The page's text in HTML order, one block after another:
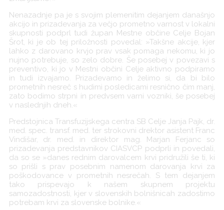
Nenazadnje pa je s svojim plemenitim dejanjem današnjo
akcijo in prizadevanja za večjo prometno varnost v lokalni
skupnosti podprl tudi župan Mestne občine Celje Bojan
Šrot, ki je ob tej priložnosti povedal: »Takšne akcije, kjer
lahko z darovano krvjo prav vsak pomaga nekomu, ki jo
nujno potrebuje, so zelo dobre. Še posebej v povezavi s
preventivo, ki jo v Mestni občini Celje aktivno podpiramo
in tudi izvajamo. Prizadevamo in želimo si, da bi bilo
prometnih nesreč s hudimi posledicami resnično čim manj,
zato bodimo strpni in predvsem varni vozniki, še posebej
v naslednjih dneh.«
Predstojnica Transfuzijskega centra SB Celje Janja Pajk, dr.
med. spec. transf. med. ter strokovni drektor asistent Franc
Vindišar, dr. med. in direktor mag. Marjan Ferjanc so
prizadevanja predstavnikov CIASVCP podprli in povedali,
da so se »danes rednim darovalcem krvi pridružili še ti, ki
so prišli s prav posebnim namenom darovanja krvi za
poškodovance v prometnih nesrečah. S tem dejanjem
tako prispevajo k našem skupnem projektu
samozadostnosti, kjer v slovenskih bolnišnicah zadostimo
potrebam krvi za slovenske bolnike.«